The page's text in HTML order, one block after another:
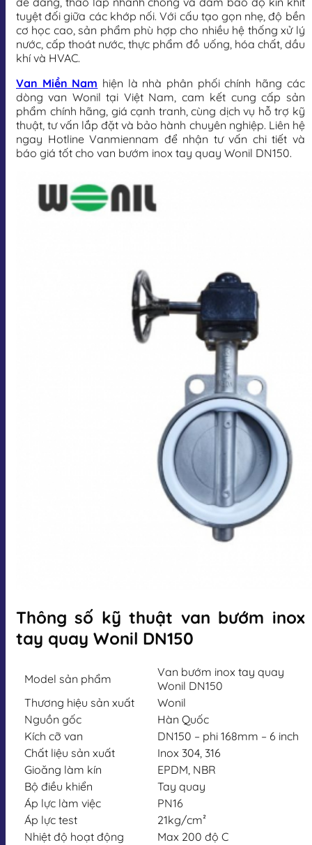
tuyệt đối giữa các khớp nối. Với cấu tạo gọn nhẹ, độ bền
cơ học cao, sản phẩm phù hợp cho nhiều hệ thống xử lý
nước, cấp thoát nước, thực phẩm đồ uống, hóa chất, dầu
khí và HVAC.
Van Miền Nam hiện là nhà phân phối chính hãng các
dòng van Wonil tại Việt Nam, cam kết cung cấp sản
phẩm chính hãng, giá cạnh tranh, cùng dịch vụ hỗ trợ kỹ
thuật, tư vấn lắp đặt và bảo hành chuyên nghiệp. Liên hệ
ngay Hotline Vanmiennam để nhận tư vấn chi tiết và
báo giá tốt cho van bướm inox tay quay Wonil DN150.
Thông số kỹ thuật van bướm inox
tay quay Wonil DN150
Model sản phẩm
Van bướm inox tay quay
Wonil DN150
Thương hiệu sản xuất
Wonil
Nguồn gốc
Hàn Quốc
Kích cỡ van
DN150 – phi 168mm – 6 inch
Chất liệu sản xuất
Inox 304, 316
Gioăng làm kín
EPDM, NBR
Bộ điều khiển
Tay quay
Áp lực làm việc
PN16
Áp lực test
21kg/cm²
Nhiệt độ hoạt động
Max 200 độ C